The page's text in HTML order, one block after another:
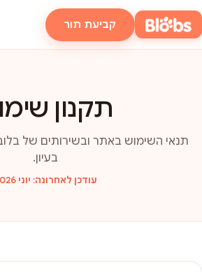
קביעת תור
תקנון
תנאי השימוש באתר ובשירותים של
בעיון.
עודכן לאחרונה: יוני 2026